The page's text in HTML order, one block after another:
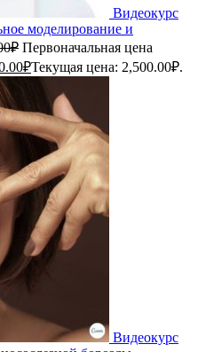
Видеокурс
моделирование и
₽ Первоначальная цена
₽Текущая цена: 2,500.00₽.
Видеокурс